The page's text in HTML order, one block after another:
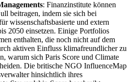
: Finanzinstitute können
beitragen, indem sie sich bei
wissenschaftsbasierte und extern
2050 einsetzen. Einige Portfolios
enthalten, die noch nicht auf dem
aktiven Einfluss klimafreundlicher zu
warum sich Paris Score und Climate
Die britische NGO InfluenceMap
hinsichtlich ihres